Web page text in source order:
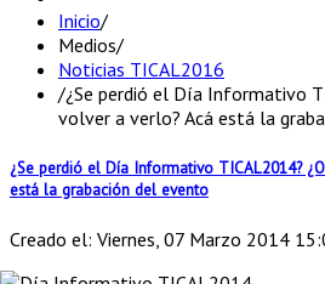
Inicio/
Medios/
Noticias TICAL2016
/¿Se perdió el Día Informativo
volver a verlo? Acá está la
¿Se perdió el Día Informativo TICAL2014?
está la grabación del evento
Creado el: Viernes, 07 Marzo 2014